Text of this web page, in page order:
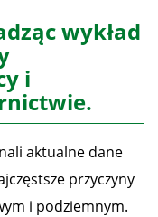
wykład
i
aktualne dane
przyczyny
i podziemnym.